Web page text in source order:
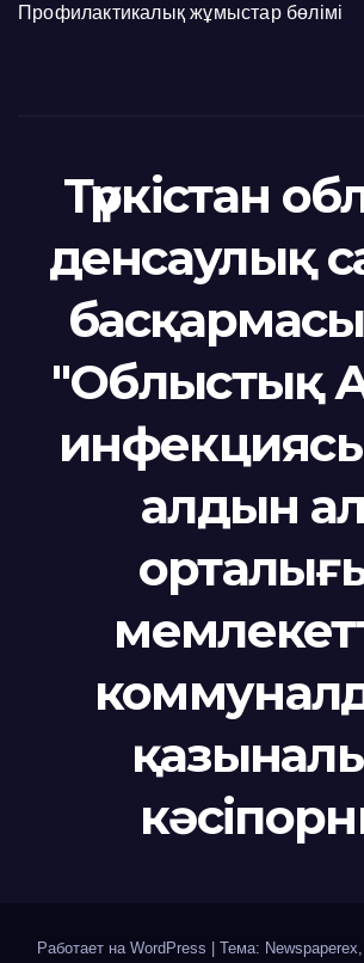
Профилактикалық жұмыстар бөлімі
Түркістан
денсаулық
"Облыстық
алдын
Работает на WordPress Тема: